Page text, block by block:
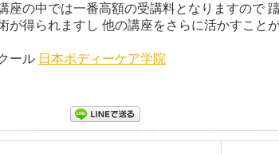
座の中では一番高額の受講料となりますので
が得られますし 他の講座をさらに活かすこと
ール 日本ボディーケア学院